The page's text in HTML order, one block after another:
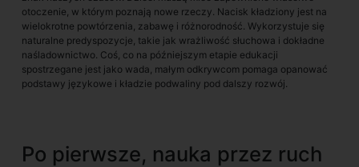
otoczenie, w którym poznają nowe rzeczy. Nacisk kładziony jest na
wielokrotne powtórzenia, zabawę i różnorodność. Wykorzystuje się
naturalne predyspozycje, takie jak wrażliwość słuchowa i dokładne
naśladownictwo. Coś, co na późniejszym etapie edukacji
spostrzegane jest jako wada, małym odkrywcom pomaga opanować
podstawy językowe i kładzie podwaliny pod dalszy rozwój.
Po pierwsze, nauka przez ruch